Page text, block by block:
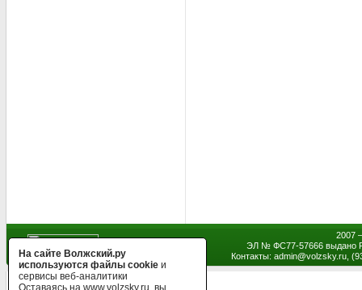
2007
ЭЛ № ФС77-57666 выдано
Контакты: admin@volzsky.ru,
На сайте Волжский.ру
используются файлы cookie и
сервисы веб-аналитики
Оставаясь на www.volzsky.ru, вы